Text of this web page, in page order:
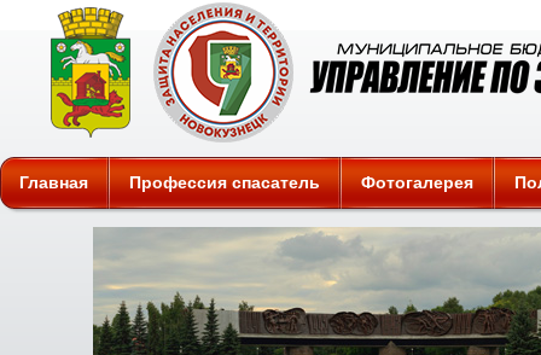
Защита
Главная Профессия спасатель Фотогалерея